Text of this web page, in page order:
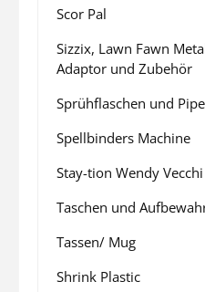
Scor Pal
Sizzix, Lawn Fawn
Adaptor und Zubehör
Sprühflaschen und
Spellbinders Machine
Stay-tion Wendy
Taschen und
Tassen/ Mug
Shrink Plastic